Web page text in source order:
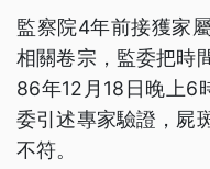
監察院4年前接獲家
相關卷宗，監委把時
86年12月18日晚上6
委引述專家驗證，屍
不符。